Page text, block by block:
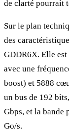
de clarté pourrait
Sur le plan
des
GDDR6X. Elle
avec une
boost) et 5888
un bus de 192
Gbps, et la bande
Go/s.